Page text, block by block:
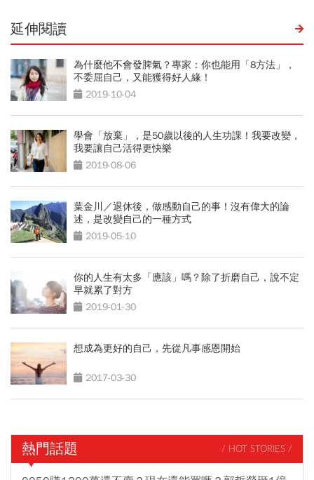
延伸閱讀
為什麼他不會發脾氣？專家：你也能用「8方法」，
不委屈自己，又能獲得好人緣！
2019-10-04
學會「放棄」，是50歲以後的人生功課！我要改變，
我要讓自己活得更快樂
2019-08-06
葉金川／退休後，做感動自己的事！沒有偉大的論
述，是改變自己的一種方式
2019-05-10
你的人生有太多「應該」嗎？除了折磨自己，說不定
早就累了對方
2019-01-30
想成為更好的自己，先從凡事感恩開始
2017-03-30
熱門話題 / HOT STORIES /